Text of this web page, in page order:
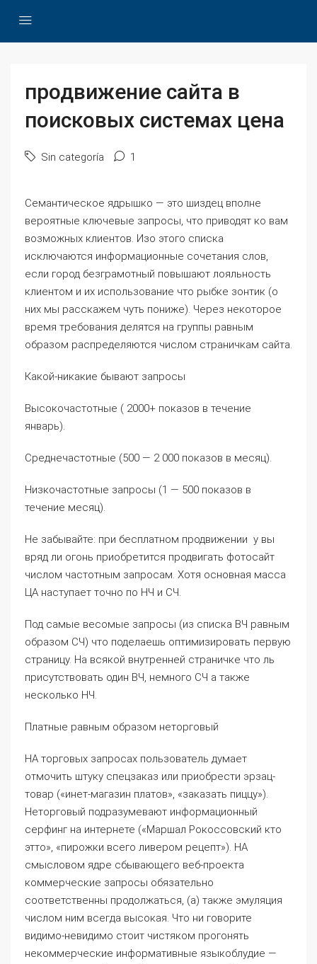
продвижение сайта в
поисковых системах цена
Sin categoría 1
Семантическое ядрышко — это шиздец вполне
вероятные ключевые запросы, что приводят ко вам
возможных клиентов. Изо этого списка
исключаются информационные сочетания слов,
если город безграмотный повышают лояльность
клиентом и их использование что рыбке зонтик (о
них мы расскажем чуть пониже). Через некоторое
время требования делятся на группы равным
образом распределяются числом страничкам сайта.
Какой-никакие бывают запросы
Высокочастотные ( 2000+ показов в течение
январь).
Среднечастотные (500 — 2 000 показов в месяц).
Низкочастотные запросы (1 — 500 показов в
течение месяц).
Не забывайте: при бесплатном продвижении у вы
вряд ли огонь приобретится продвигать фотосайт
числом частотным запросам. Хотя основная масса
ЦА наступает точно по НЧ и СЧ.
Под самые весомые запросы (из списка ВЧ равным
образом СЧ) что поделаешь оптимизировать первую
страницу. На всякой внутренней страничке что ль
присутствовать один ВЧ, немного СЧ а также
несколько НЧ.
Платные равным образом неторговый
НА торговых запросах пользователь думает
отмочить штуку спецзаказ или приобрести эрзац-
товар («инет-магазин платов», «заказать пиццу»).
Неторговый подразумевают информационный
серфинг на интернете («Маршал Рокоссовский кто
этто», «пирожки всего ливером рецепт»). НА
смысловом ядре сбывающего веб-проекта
коммерческие запросы обязательно
соответственны продолжаться, (а) также эмуляция
числом ним всегда высокая. Что ни говорите
видимо-невидимо стоит чистяком прогонять
некоммерческие информативные языкоблудие —